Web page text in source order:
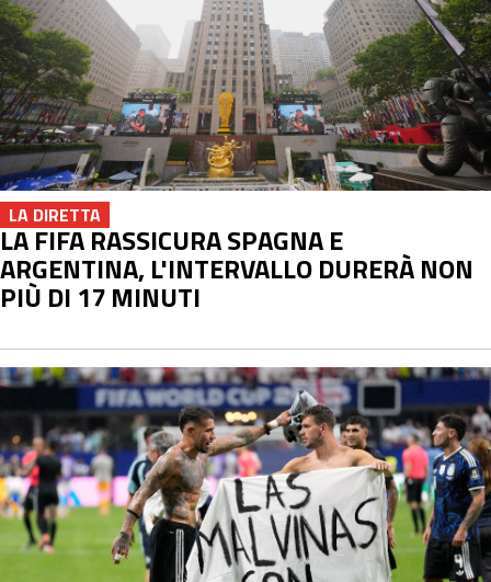
LA DIRETTA
LA FIFA RASSICURA SPAGNA E
ARGENTINA, L'INTERVALLO DURERÀ NON
PIÙ DI 17 MINUTI